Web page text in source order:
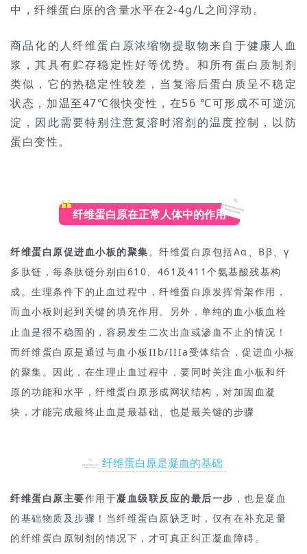
中，纤维蛋白原的含量水平在2-4g/L之间浮动。
商品化的人纤维蛋白原浓缩物提取物来自于健康人血
浆，其具有贮存稳定性好等优势。和所有蛋白质制剂
类似，它的热稳定性较差，当复溶后蛋白质呈不稳定
状态，加温至47℃很快变性，在56 ℃可形成不可逆沉
淀，因此需要特别注意复溶时溶剂的温度控制，以防
蛋白变性。
纤维蛋白原在正常人体中的作用
纤维蛋白原促进血小板的聚集 。 纤维蛋白原包括Aα
、Bβ、γ
多肽链，每条肽链分别由610、461及411个氨基酸残基构
成。 生理条件下的止血过程中，纤维蛋白原发挥骨架作用，
而血小板则起到关键的填充作用。
另外，单纯的血小板 血栓
止血是很不稳固的，容易发生二次出血或渗血不止的情况！
而纤维蛋白原是通过与血小板IIb/IIIa受体结合，促进血小板
的聚集。 因此，在生理止血过程中，要同时关注血小板和纤
原的功能和水平，纤维蛋白原形成网状结构，对加固血凝
块，才能完成最终止血是最基础、也是最关键的步骤
纤维蛋白原是凝血的基础
纤维蛋白原主要作用于凝血级联反应的最后一步 ，也是凝血
的基础物质及步骤！ 当纤维蛋白原缺乏时，仅有在补充足量
的纤维蛋白原制剂的情况下，才可真正纠正凝血障碍。